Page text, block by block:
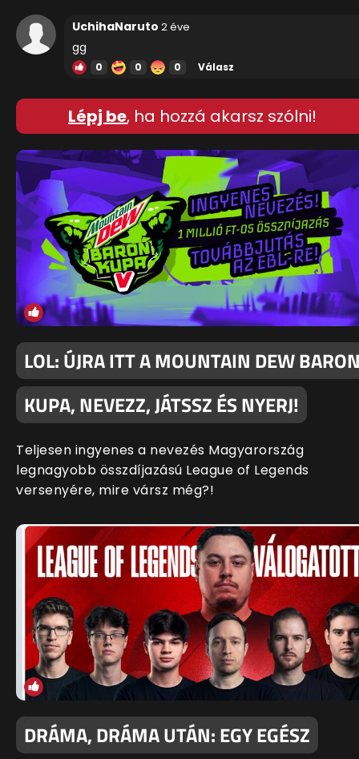
UchihaNaruto 2 éve
gg
0 0 0 Válasz
Lépj be, ha hozzá akarsz szólni!
LOL: ÚJRA ITT A MOUNTAIN DEW
KUPA, NEVEZZ, JÁTSSZ ÉS NYERJ!
Teljesen ingyenes a nevezés Magyarország
legnagyobb összdíjazású League of Legends
versenyére, mire vársz még?!
DRÁMA, DRÁMA UTÁN: EGY EGÉSZ